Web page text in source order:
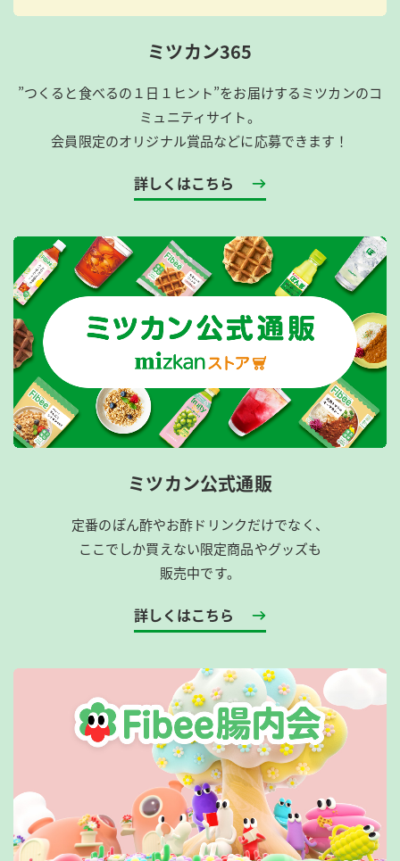
ミツカン365
”つくると食べるの１日１ヒント”をお届けするミツカンのコ
ミュニティサイト。
会員限定のオリジナル賞品などに応募できます！
詳しくはこちら
ミツカン公式通販
定番のぽん酢やお酢ドリンクだけでなく、
ここでしか買えない限定商品やグッズも
販売中です。
詳しくはこちら